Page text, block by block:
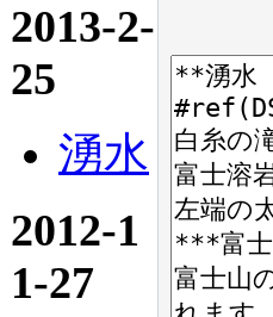
2013-2-
25
湧水
2012-1
1-27